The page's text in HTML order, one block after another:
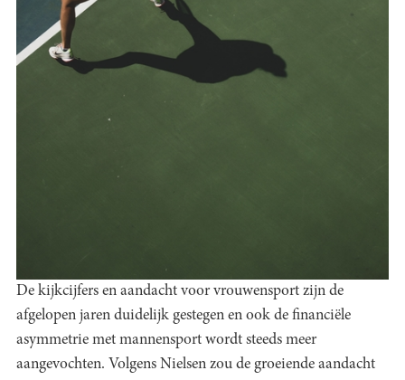
De kijkcijfers en aandacht voor vrouwensport zijn de
afgelopen jaren duidelijk gestegen en ook de financiële
asymmetrie met mannensport wordt steeds meer
aangevochten. Volgens Nielsen zou de groeiende aandacht